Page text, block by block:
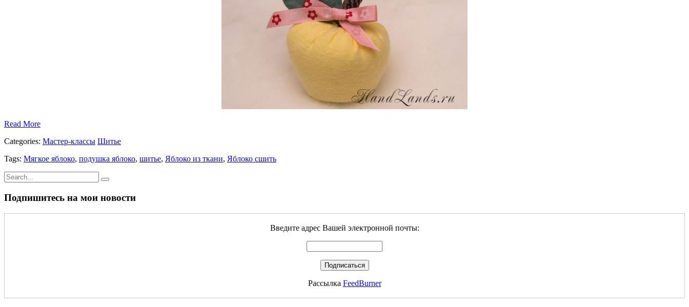
Read More
Categories: Мастер-классы Шитье
Tags: Мягкое яблоко, подушка яблоко, шитье, Яблоко из ткани, Яблоко сшить
Подпишитесь на мои новости
Введите адрес Вашей электронной почты:
Рассылка FeedBurner